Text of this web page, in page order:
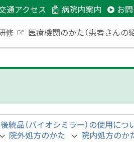
通アクセス 病院内案内 お
修
部
イ
医療機関のかた（患者さんの
続品（バイオシミラー）の使用につ
院外処方のかた 院内処方のか